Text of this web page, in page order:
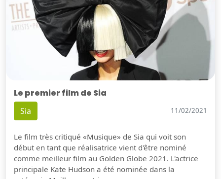
Le premier film de Sia
Sia 11/02/2021
Le film très critiqué «Musique» de Sia qui voit son
début en tant que réalisatrice vient d'être nominé
comme meilleur film au Golden Globe 2021. L'actrice
principale Kate Hudson a été nominée dans la